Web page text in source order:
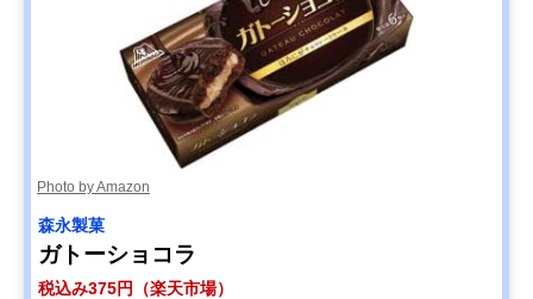
Photo by Amazon
森永製菓
ガトーショコラ
税込み375円（楽天市場）